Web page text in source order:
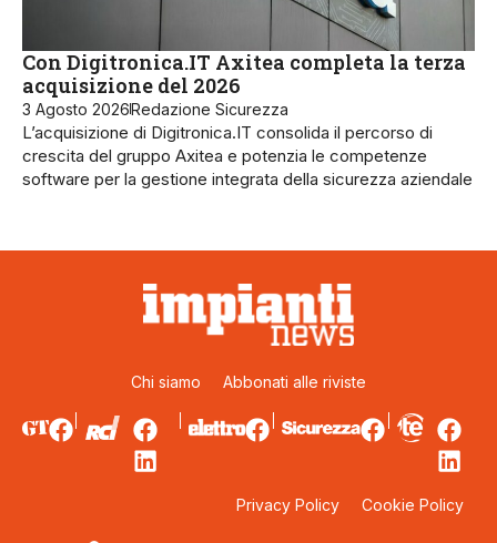
Con Digitronica.IT Axitea completa la terza
acquisizione del 2026
3 Agosto 2026Redazione Sicurezza
L’acquisizione di Digitronica.IT consolida il percorso di
crescita del gruppo Axitea e potenzia le competenze
software per la gestione integrata della sicurezza aziendale
Chi siamo Abbonati alle riviste
Privacy Policy Cookie Policy